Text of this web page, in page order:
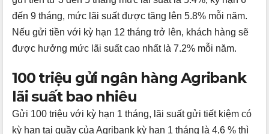
đến 9 tháng, mức lãi suất được tăng lên 5.8% mỗi năm.
Nếu gửi tiền với kỳ hạn 12 tháng trở lên, khách hàng sẽ
được hưởng mức lãi suất cao nhất là 7.2% mỗi năm.
100 triệu gửi ngân hàng Agribank
lãi suất bao nhiêu
Gửi 100 triệu với kỳ hạn 1 tháng, lãi suất gửi tiết kiệm có
kỳ hạn tại quầy của Agribank kỳ hạn 1 tháng là 4,6 % thì